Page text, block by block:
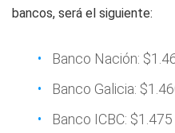
bancos, será el siguiente:
Banco Nación:
Banco Galicia:
Banco ICBC: $1.475